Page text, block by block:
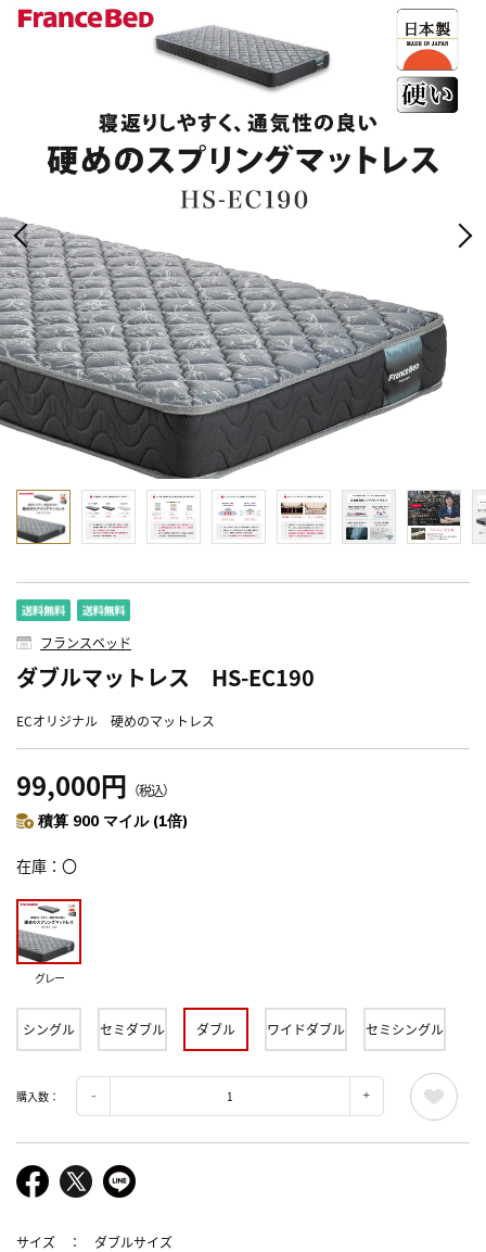
フランスベッド
ダブルマットレス HS-EC190
ECオリジナル 硬めのマットレス
99,000円 （税込）
積算 900 マイル (1倍)
在庫 〇
グレー
シングル セミダブル ダブル ワイドダブル セミシングル
購入数：
サイズ ： ダブルサイズ